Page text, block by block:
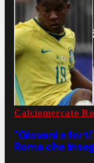
Calciomercato
"Giovani e
Roma che